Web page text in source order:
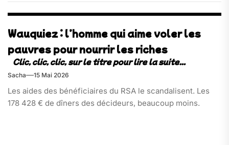
Wauquiez : l’homme qui aime voler les
pauvres pour nourrir les riches
Sacha 15 Mai 2026
Les aides des bénéficiaires du RSA le scandalisent. Les
178 428 € de dîners des décideurs, beaucoup moins.